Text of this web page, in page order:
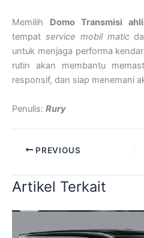
Memilih Domo Transmisi
tempat service mobil matic
untuk menjaga performa
rutin akan membantu
responsif, dan siap menemani
Penulis: Rury
PREVIOUS
Artikel Terkait